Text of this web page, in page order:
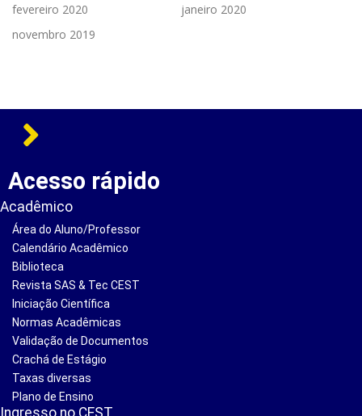
fevereiro 2020
janeiro 2020
novembro 2019
Acesso rápido
Acadêmico
Área do Aluno/Professor
Calendário Acadêmico
Biblioteca
Revista SAS & Tec CEST
Iniciação Científica
Normas Acadêmicas
Validação de Documentos
Crachá de Estágio
Taxas diversas
Plano de Ensino
Ingresso no CEST